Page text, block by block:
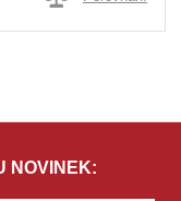
NOVINEK: